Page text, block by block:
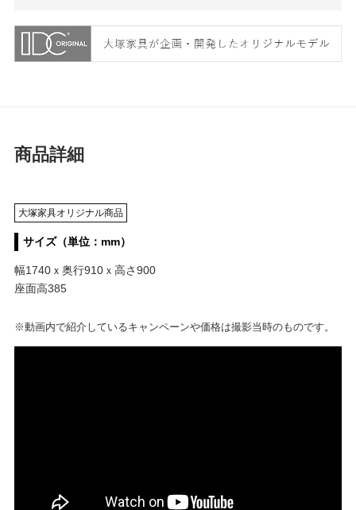
商品詳細
大塚家具オリジナル商品
サイズ（単位：mm）
幅1740ｘ奥行910ｘ高さ900
座面高385
※動画内で紹介しているキャンペーンや価格は撮影当時のものです。